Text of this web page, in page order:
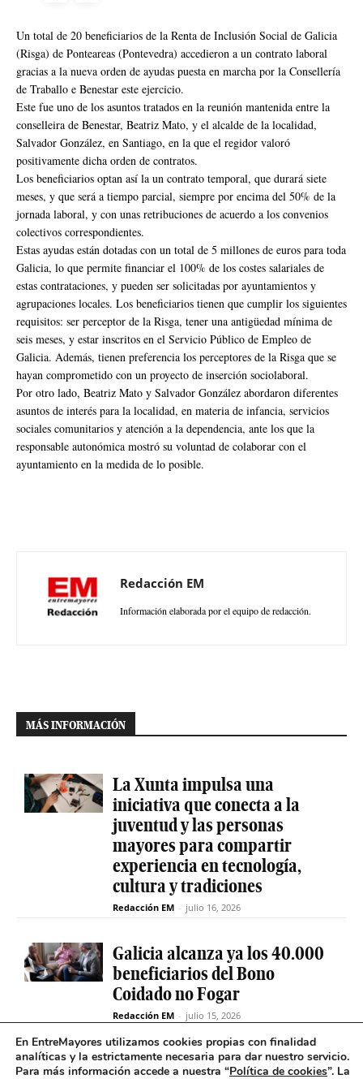
Un total de 20 beneficiarios de la Renta de Inclusión Social de Galicia
(Risga) de Ponteareas (Pontevedra) accedieron a un contrato laboral
gracias a la nueva orden de ayudas puesta en marcha por la Consellería
de Traballo e Benestar este ejercicio.
Este fue uno de los asuntos tratados en la reunión mantenida entre la
conselleira de Benestar, Beatriz Mato, y el alcalde de la localidad,
Salvador González, en Santiago, en la que el regidor valoró
positivamente dicha orden de contratos.
Los beneficiarios optan así la un contrato temporal, que durará siete
meses, y que será a tiempo parcial, siempre por encima del 50% de la
jornada laboral, y con unas retribuciones de acuerdo a los convenios
colectivos correspondientes.
Estas ayudas están dotadas con un total de 5 millones de euros para toda
Galicia, lo que permite financiar el 100% de los costes salariales de
estas contrataciones, y pueden ser solicitadas por ayuntamientos y
agrupaciones locales. Los beneficiarios tienen que cumplir los siguientes
requisitos: ser perceptor de la Risga, tener una antigüedad mínima de
seis meses, y estar inscritos en el Servicio Público de Empleo de
Galicia. Además, tienen preferencia los perceptores de la Risga que se
hayan comprometido con un proyecto de inserción sociolaboral.
Por otro lado, Beatriz Mato y Salvador González abordaron diferentes
asuntos de interés para la localidad, en materia de infancia, servicios
sociales comunitarios y atención a la dependencia, ante los que la
responsable autonómica mostró su voluntad de colaborar con el
ayuntamiento en la medida de lo posible.
Redacción EM
Información elaborada por el equipo de redacción.
MÁS INFORMACIÓN
La Xunta impulsa una
iniciativa que conecta a la
juventud y las personas
mayores para compartir
experiencia en tecnología,
cultura y tradiciones
Redacción EM - julio 16, 2026
Galicia alcanza ya los 40.000
beneficiarios del Bono
Coidado no Fogar
Redacción EM - julio 15, 2026
Fabiola García destaca el
En EntreMayores utilizamos cookies propias con finalidad
analíticas y la estrictamente necesaria para dar nuestro servicio.
Para más información accede a nuestra “Política de cookies”. La